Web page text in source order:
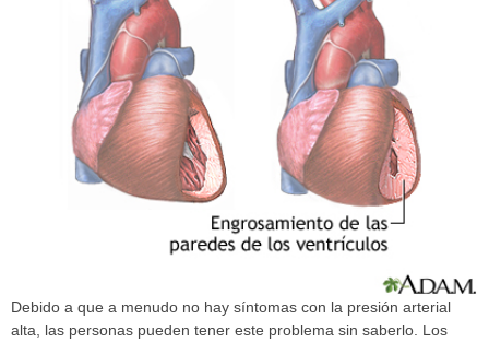
Debido a que a menudo no hay síntomas con la presión arterial
alta, las personas pueden tener este problema sin saberlo. Los